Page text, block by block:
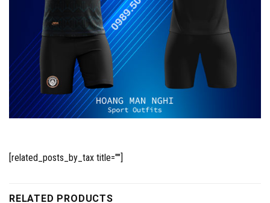
[related_posts_by_tax title=""]
RELATED PRODUCTS